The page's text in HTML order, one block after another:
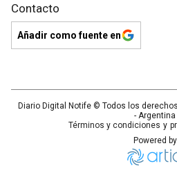
Contacto
Añadir como fuente en
Diario Digital Notife © Todos los
- Argentina
Términos y condiciones y
Powered by